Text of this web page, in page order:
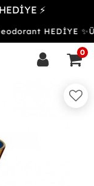
⚡
HEDİYE
0